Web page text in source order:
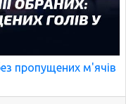
пропущених м'ячів